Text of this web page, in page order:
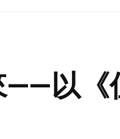
——以《